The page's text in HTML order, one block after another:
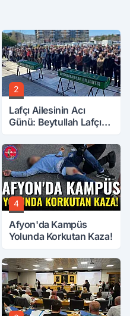
2
Lafçı Ailesinin Acı
Günü: Beytullah Lafçı
4
Afyon'da Kampüs
Yolunda Korkutan Kaza!